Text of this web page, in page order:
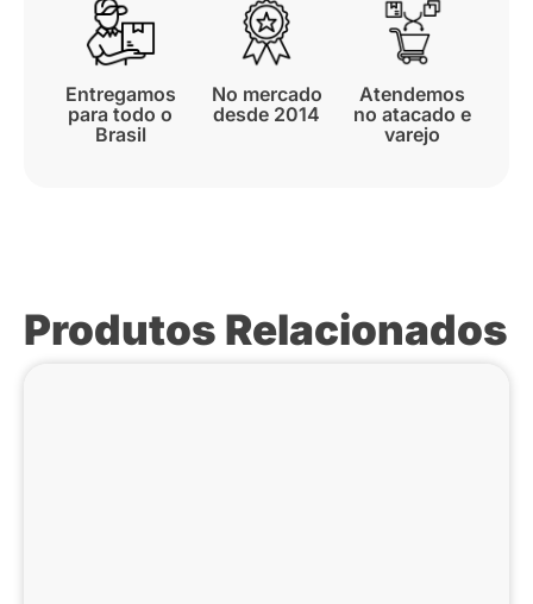
Entregamos
para todo o
Brasil
No mercado
desde 2014
Atendemos
no atacado e
varejo
Produtos Relacionados